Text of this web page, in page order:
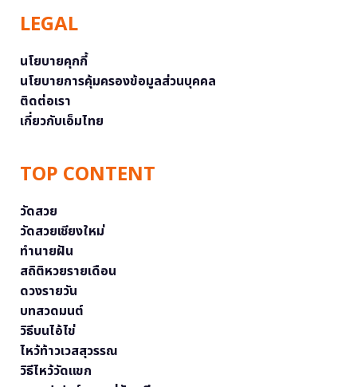
LEGAL
นโยบายคุกกี้
นโยบายการคุ้มครองข้อมูลส่วนบุคคล
ติดต่อเรา
เกี่ยวกับเอ็มไทย
TOP CONTENT
วัดสวย
วัดสวยเชียงใหม่
ทำนายฝัน
สถิติหวยรายเดือน
ดวงรายวัน
บทสวดมนต์
วิธีบนไอ้ไข่
ไหว้ท้าวเวสสุวรรณ
วิธีไหว้วัดแขก